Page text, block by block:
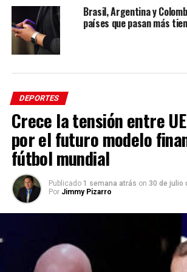
Brasil, Argentina y
países que pasan más
DEPORTES
Crece la tensión entre
por el futuro modelo
fútbol mundial
Publicado 1 semana atrás on 30 de julio
Por Jimmy Pizarro